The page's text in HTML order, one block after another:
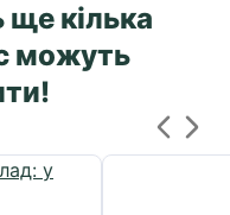
кілька
можуть